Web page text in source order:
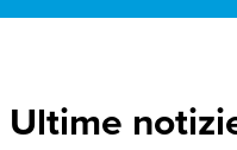
Ultime